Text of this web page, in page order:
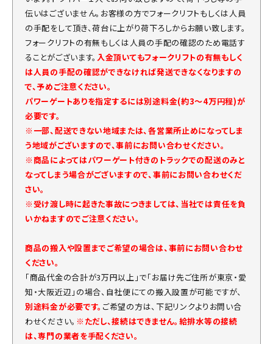
伝いはございません。お客様の方でフォークリフトもしくは人員
の手配をして頂き、荷台に上がり荷下ろしからお願い致します。
フォークリフトの有無もしくは人員の手配の確認のため電話す
ることがございます。 入金頂いてもフォークリフトの有無もしく
は人員の手配の確認ができなければ発送できなくなりますの
で、予めご注意ください。
パワーゲートありを指定するには別途料金(約3～4万円程)が
必要です。
※一部、配送できない地域または、各営業所止めになってしま
う地域がございますので、事前にお問い合わせください。
※商品によってはパワーゲート付きのトラックでの配送のみと
なってしまう場合がございますので、事前にお問い合わせくだ
さい。
※受け渡し時に起きた事故につきましては、当社では責任を負
いかねますのでご注意ください。
商品の搬入や設置までご希望の場合は、事前にお問い合わせ
ください。
「商品代金の合計が3万円以上」で「お届け先ご住所が東京・愛
知・大阪近辺」の場合、自社便にての搬入設置が可能ですが、
別途料金が必要です。 ご希望の方は、下記リンクよりお問い合
わせください。 ※ただし、接続はできません。給排水等の接続
は、専門の業者を手配ください。